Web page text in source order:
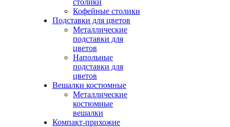
столики
Кофейные столики
Подставки для цветов
Металлические
подставки для
цветов
Напольные
подставки для
цветов
Вешалки костюмные
Металлические
костюмные
вешалки
Компакт-прихожие